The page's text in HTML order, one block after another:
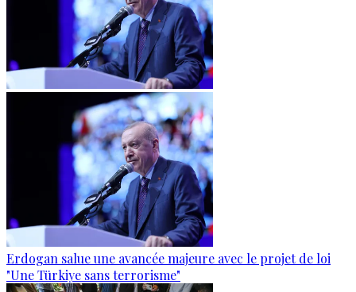
Erdogan salue une avancée majeure avec le projet de loi
"Une Türkiye sans terrorisme"